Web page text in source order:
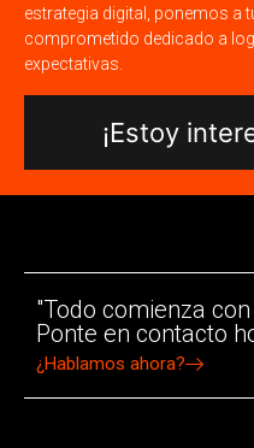
estrategia digital, ponemos a
comprometido dedicado a
expectativas.
¡Estoy
"Todo comienza
Ponte en contacto
¿Hablamos ahora?